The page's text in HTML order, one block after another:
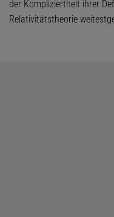
der Kompliziertheit ihrer
Relativitätstheorie